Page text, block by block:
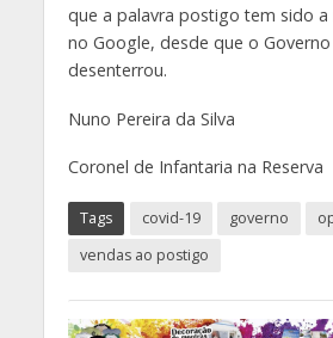
que a palavra postigo tem sido a
no Google, desde que o Governo
desenterrou.
Nuno Pereira da Silva
Coronel de Infantaria na Reserva
Tags covid-19 governo
vendas ao postigo